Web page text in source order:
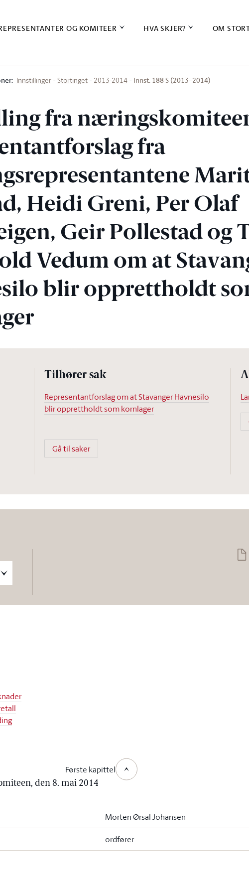
OG KOMITEER HVA SKJER? OM
Innstillinger Stortinget 2013-2014 Innst. 188 S (2013–2014)
fra
fra
Heidi Greni, Per Olaf
Geir Pollestad og
Vedum om at
blir opprettholdt
Tilhører sak
Representantforslag om at Stavanger Havnesilo
blir opprettholdt som kornlager
Gå til saker
den 8. mai 2014
Morten Ørsal Johansen
ordfører
Første kapittel